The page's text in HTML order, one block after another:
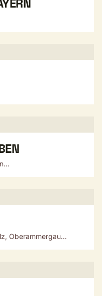
Oberammergau...